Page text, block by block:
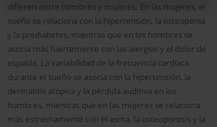
difieren entre hombres y mujeres. En las mujeres, el
sueño se relaciona con la hipertensión, la osteopenia
y la prediabetes, mientras que en los hombres se
asocia más fuertemente con las alergias y el dolor de
espalda. La variabilidad de la frecuencia cardíaca
durante el sueño se asocia con la hipertensión, la
dermatitis atópica y la pérdida auditiva en los
hombres, mientras que en las mujeres se relaciona
más estrechamente con el asma, la osteoporosis y la